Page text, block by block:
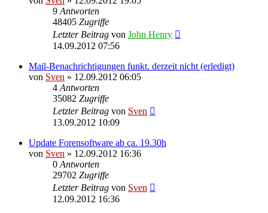
9 Antworten
48405 Zugriffe
Letzter Beitrag von John Henry
14.09.2012 07:56
Mail-Benachrichtigungen funkt. derzeit nicht (erledigt)
von Sven » 12.09.2012 06:05
4 Antworten
35082 Zugriffe
Letzter Beitrag von Sven
13.09.2012 10:09
Update Forensoftware ab ca. 19.30h
von Sven » 12.09.2012 16:36
0 Antworten
29702 Zugriffe
Letzter Beitrag von Sven
12.09.2012 16:36